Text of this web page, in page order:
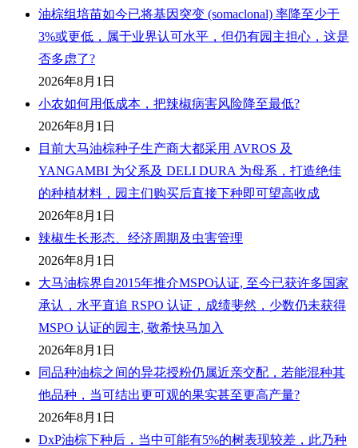
油棕组培苗如今已将基因突变 (somaclonal) 率降至少于
3%或更低，属于业界认可水平，但仍有园主担心，这是
否多虑了?
2026年8月1日
小农如何用低成本，把辣椒病害风险降至最低?
2026年8月1日
目前大马油棕种子生产商大都采用 AVROS 及
YANGAMBI 为父系及 DELI DURA 为母系，打造绝佳
的种植材料，园主们购买后直接下种即可望高收成
2026年8月1日
辣椒生长形态、经济周期及虫害管理
2026年8月1日
大马油棕界自2015年推介MSPO认证, 至今已获许多国家
承认，水平直追 RSPO 认证，成绩斐然，少数仍未获得
MSPO 认证的园主, 敬希快马加入
2026年8月1日
同品种油棕之间的异花授粉仍属近亲交配，若能混种其
他品种，当可结出更可观的果实甚至更高产量?
2026年8月1日
DxP油棕下种后，当中可能有5%的树表现较差，此乃种